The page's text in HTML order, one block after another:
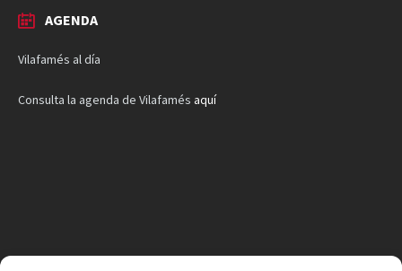
AGENDA
Vilafamés al día
Consulta la agenda de Vilafamés aquí